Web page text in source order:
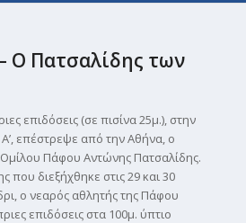
Πατσαλίδης των
επιδόσεις (σε πισίνα 25μ.), στην
επέστρεψε από την Αθήνα, ο
Πάφου Αντώνης Πατσαλίδης.
που διεξήχθηκε στις 29 και 30
ο νεαρός αθλητής της Πάφου
επιδόσεις στα 100μ. ύπτιο